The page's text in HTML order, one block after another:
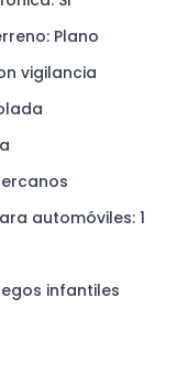
: Plano
vigilancia
automóviles: 1
infantiles